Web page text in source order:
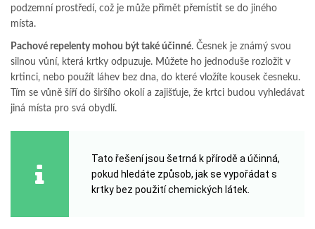
podzemní prostředí, což je může přimět přemístit se do jiného
místa.
Pachové repelenty mohou být také účinné. Česnek je známý svou
silnou vůní, která krtky odpuzuje. Můžete ho jednoduše rozložit v
krtinci, nebo použít láhev bez dna, do které vložíte kousek česneku.
Tím se vůně šíří do širšího okolí a zajišťuje, že krtci budou vyhledávat
jiná místa pro svá obydlí.
Tato řešení jsou šetrná k přírodě a účinná,
pokud hledáte způsob, jak se vypořádat s
krtky bez použití chemických látek.